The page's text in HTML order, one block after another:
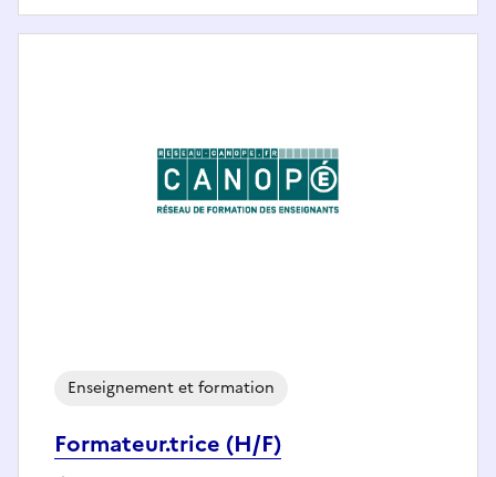
Formateur.trice (H/F)
Enseignement et formation